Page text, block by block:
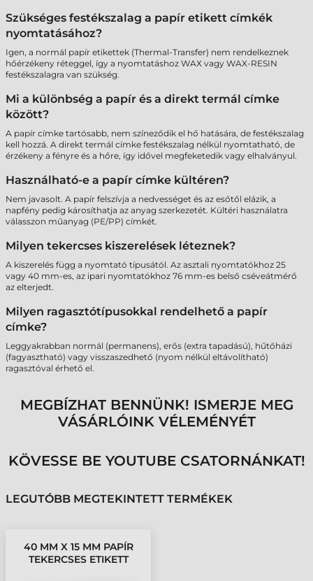
Szükséges festékszalag a papír etikett címkék
nyomtatásához?
Igen, a normál papír etikettek (Thermal-Transfer) nem rendelkeznek
hőérzékeny réteggel, így a nyomtatáshoz WAX vagy WAX-RESIN
festékszalagra van szükség.
Mi a különbség a papír és a direkt termál címke
között?
A papír címke tartósabb, nem színeződik el hő hatására, de festékszalag
kell hozzá. A direkt termál címke festékszalag nélkül nyomtatható, de
érzékeny a fényre és a hőre, így idővel megfeketedik vagy elhalványul.
Használható-e a papír címke kültéren?
Nem javasolt. A papír felszívja a nedvességet és az esőtől elázik, a
napfény pedig károsíthatja az anyag szerkezetét. Kültéri használatra
válasszon műanyag (PE/PP) címkét.
Milyen tekercses kiszerelések léteznek?
A kiszerelés függ a nyomtató típusától. Az asztali nyomtatókhoz 25
vagy 40 mm-es, az ipari nyomtatókhoz 76 mm-es belső cséveátmérő
az elterjedt.
Milyen ragasztótípusokkal rendelhető a papír
címke?
Leggyakrabban normál (permanens), erős (extra tapadású), hűtőházi
(fagyasztható) vagy visszaszedhető (nyom nélkül eltávolítható)
ragasztóval érhető el.
MEGBÍZHAT BENNÜNK! ISMERJE MEG
VÁSÁRLÓINK VÉLEMÉNYÉT
KÖVESSE BE YOUTUBE CSATORNÁNKAT!
LEGUTÓBB MEGTEKINTETT TERMÉKEK
40 MM X 15 MM PAPÍR
TEKERCSES ETIKETT